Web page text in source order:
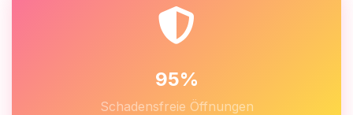
95%
Schadensfreie Öffnungen